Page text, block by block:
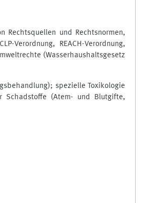
Rechtsquellen und Rechtsnormen,
Verordnung, REACH-Verordnung,
(Wasserhaushaltsgesetz
spezielle Toxikologie
Schadstoffe (Atem- und Blutgifte,